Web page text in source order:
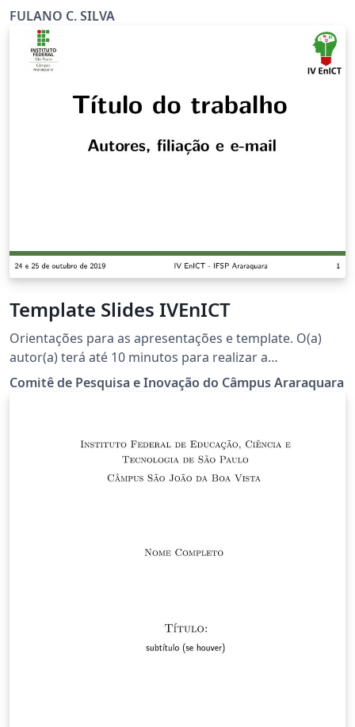
FULANO C. SILVA
Template Slides IVEnICT
Orientações para as apresentações e template. O(a)
autor(a) terá até 10 minutos para realizar a
apresentação e haverá um tempo de 5 minutos para
perguntas e esclarecimentos de dúvidas da plateia. O
estudo pela comissão organizadora a alternativa de
apresentações via poster.
Comitê de Pesquisa e Inovação do Câmpus Araraquara